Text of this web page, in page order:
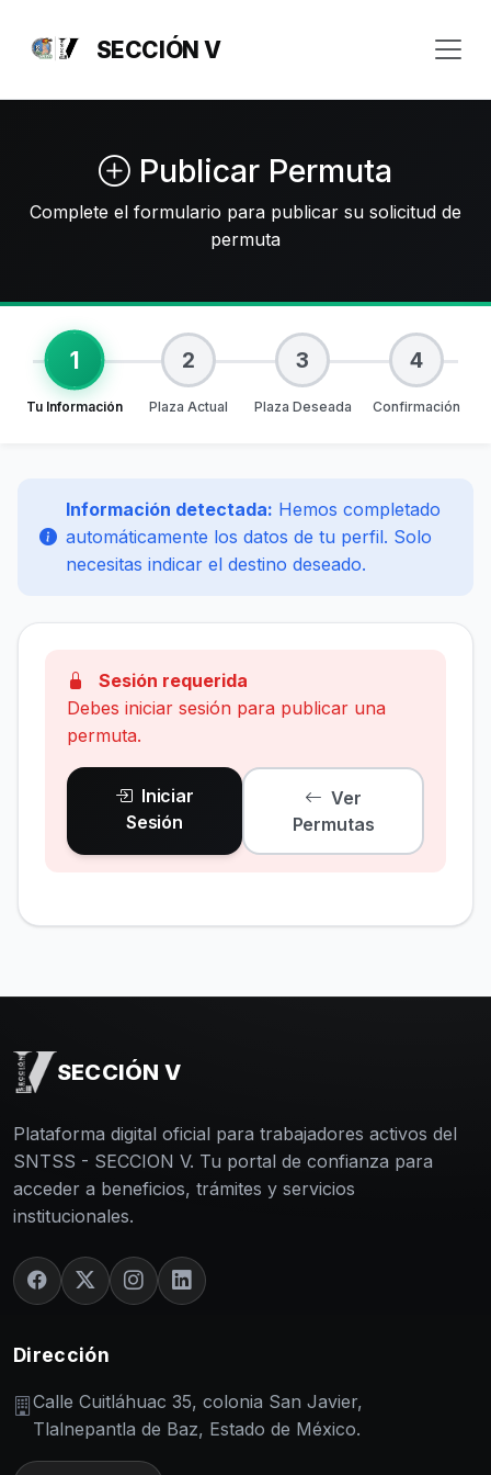
SECCIÓN V
Publicar Permuta
Complete el formulario para publicar su solicitud de
permuta
1
Tu Información
2
Plaza Actual
3
Plaza Deseada
4
Confirmación
Información detectada: Hemos completado
automáticamente los datos de tu perfil. Solo
necesitas indicar el destino deseado.
Sesión requerida
Debes iniciar sesión para publicar una
permuta.
Iniciar
Sesión
Ver
Permutas
SECCIÓN V
Plataforma digital oficial para trabajadores activos del
SNTSS - SECCION V. Tu portal de confianza para
acceder a beneficios, trámites y servicios
institucionales.
Dirección
Calle Cuitláhuac 35, colonia San Javier,
Tlalnepantla de Baz, Estado de México.